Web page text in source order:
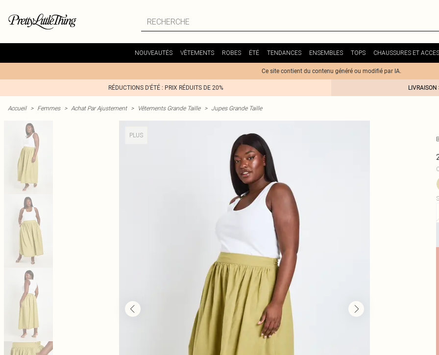
NOUVEAUTÉS VÊTEMENTS ROBES ÉTÉ TENDANCES ENSEMBLES TOPS CHAUSSURES ET
Ce site contient du contenu généré ou modifié par IA.
RÉDUCTIONS D'ÉTÉ : PRIX RÉDUITS DE 20%
Accueil > Femmes > Achat Par Ajustement > Vêtements Grande Taille > Jupes Grande Taille
PLUS